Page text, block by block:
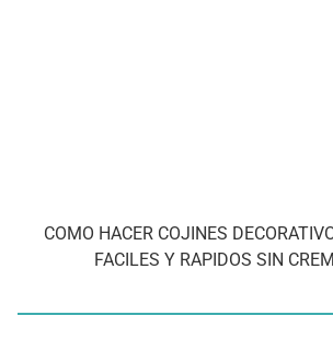
COMO HACER COJINES
FACILES Y RAPIDOS SIN